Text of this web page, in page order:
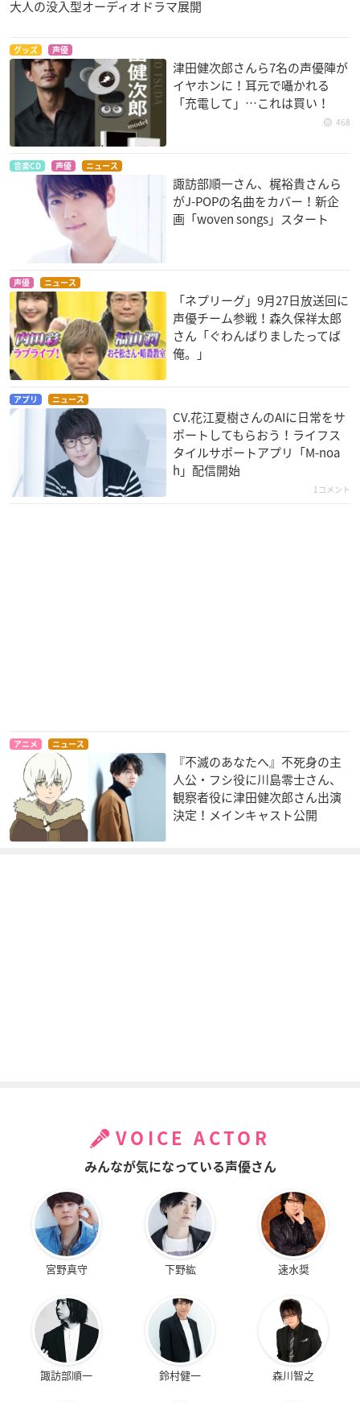
お前はまだグンマを
知らない
篠岡京役
～ヘクセイタスの閃
～
マリナ
かばん
美少女遊戯ユニット
クレーンゲールギャ
ヒカル
ミリオンドール
鎌倉ひなみ
実は私は
紫々戸獅穂
にゅるにゅる!!KAKU
SENくん2期
ハナタソ
あいまいみー～妄想
カタストロフ～
麻衣
ラブライブ！ School
idol project(第2期)
南ことり
Z/X IGNITION
リゲル
ウルス
リコーダーとランド
ヒナちゃん
フリージング
ル
みつどもえ 増量中!
大人の没入型オーディオドラマ展開
グッズ 声優
津田健次郎さんら7名の声優陣が
イヤホンに！耳元で囁かれる
「充電して」…これは買い！
468
音楽CD 声優 ニュース
諏訪部順一さん、梶裕貴さんら
がJ-POPの名曲をカバー！新企
画「woven songs」スタート
声優 ニュース
「ネプリーグ」9月27日放送回に
声優チーム参戦！森久保祥太郎
さん「ぐわんばりましたってば
俺。」
アプリ ニュース
CV.花江夏樹さんのAIに日常をサ
ポートしてもらおう！ライフス
タイルサポートアプリ「M-noa
h」配信開始
1コメント
アニメ ニュース
『不滅のあなたへ』不死身の主
人公・フシ役に川島零士さん、
観察者役に津田健次郎さん出演
決定！メインキャスト公開
VOICE ACTOR
みんなが気になっている声優さん
宮野真守 下野紘 速水奨
諏訪部順一 鈴村健一 森川智之